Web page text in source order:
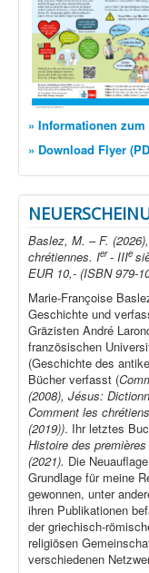
» Informationen
» Download Flyer
Baslez, M. – F.
chrétiennes. Ier- IIIe
EUR 10,- (ISBN 979-
Marie-Françoise
Geschichte und
Gräzisten André
französischen
(Geschichte des
Bücher verfasst (
(2008), Jésus:
Comment les
(2019)). Ihr letztes
Histoire des
(2021). Die
Grundlage für meine
gewonnen, unter
ihren Publikationen
der griechisch-
religiösen
verschiedenen